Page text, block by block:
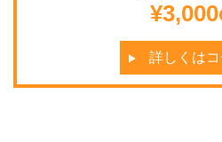
next 詳しくはコ